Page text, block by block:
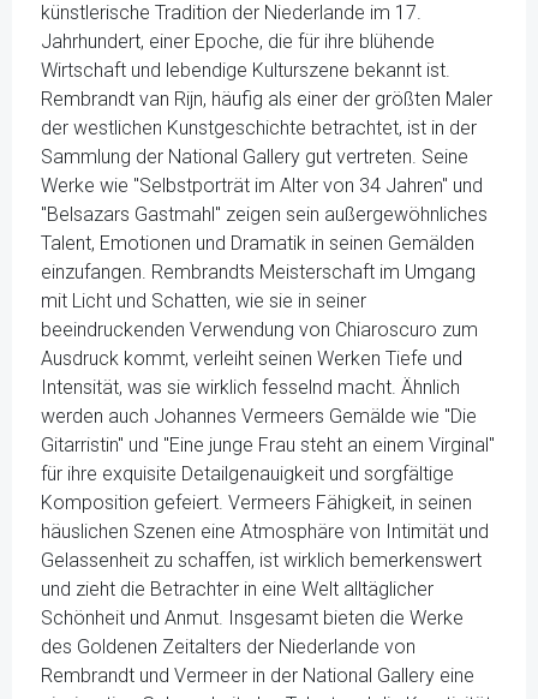
künstlerische Tradition der Niederlande im 17.
Jahrhundert, einer Epoche, die für ihre blühende
Wirtschaft und lebendige Kulturszene bekannt ist.
Rembrandt van Rijn, häufig als einer der größten Maler
der westlichen Kunstgeschichte betrachtet, ist in der
Sammlung der National Gallery gut vertreten. Seine
Werke wie "Selbstporträt im Alter von 34 Jahren" und
"Belsazars Gastmahl" zeigen sein außergewöhnliches
Talent, Emotionen und Dramatik in seinen Gemälden
einzufangen. Rembrandts Meisterschaft im Umgang
mit Licht und Schatten, wie sie in seiner
beeindruckenden Verwendung von Chiaroscuro zum
Ausdruck kommt, verleiht seinen Werken Tiefe und
Intensität, was sie wirklich fesselnd macht. Ähnlich
werden auch Johannes Vermeers Gemälde wie "Die
Gitarristin" und "Eine junge Frau steht an einem Virginal"
für ihre exquisite Detailgenauigkeit und sorgfältige
Komposition gefeiert. Vermeers Fähigkeit, in seinen
häuslichen Szenen eine Atmosphäre von Intimität und
Gelassenheit zu schaffen, ist wirklich bemerkenswert
und zieht die Betrachter in eine Welt alltäglicher
Schönheit und Anmut. Insgesamt bieten die Werke
des Goldenen Zeitalters der Niederlande von
Rembrandt und Vermeer in der National Gallery eine